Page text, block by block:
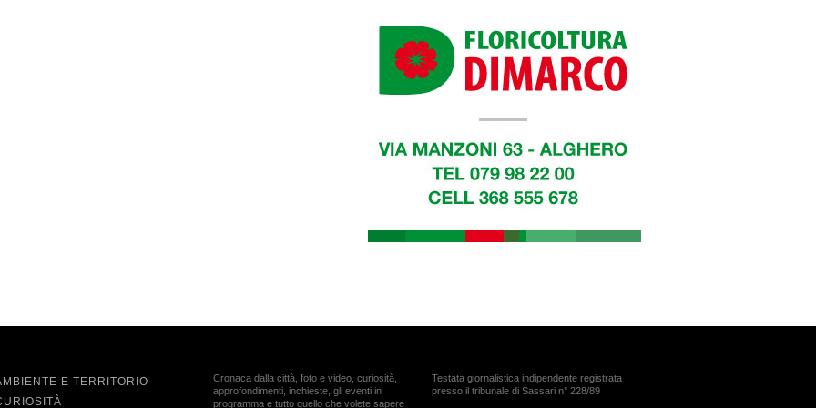
E TERRITORIO
Cronaca dalla città, foto e video, curiosità,
approfondimenti, inchieste, gli eventi in
programma e tutto quello che volete sapere
Testata giornalistica indipendente registrata
presso il tribunale di Sassari n° 228/89